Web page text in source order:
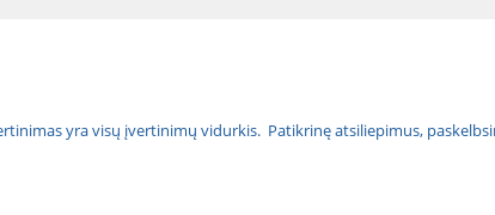
yra visų įvertinimų vidurkis. Patikrinę atsiliepimus,